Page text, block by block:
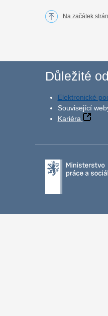
Na začátek
Důležité
Elektronické
Související
Kariéra